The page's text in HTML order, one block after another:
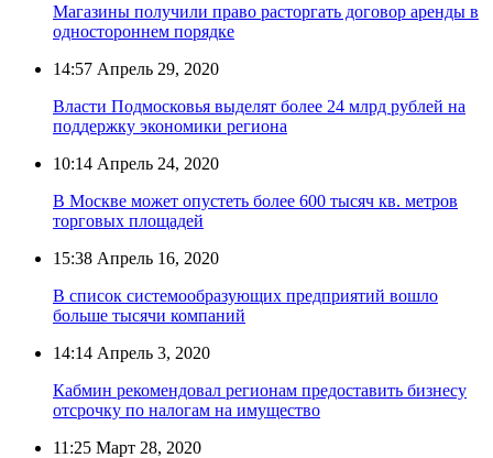
Магазины получили право расторгать договор аренды в
одностороннем порядке
14:57 Апрель 29, 2020
Власти Подмосковья выделят более 24 млрд рублей на
поддержку экономики региона
10:14 Апрель 24, 2020
В Москве может опустеть более 600 тысяч кв. метров
торговых площадей
15:38 Апрель 16, 2020
В список системообразующих предприятий вошло
больше тысячи компаний
14:14 Апрель 3, 2020
Кабмин рекомендовал регионам предоставить бизнесу
отсрочку по налогам на имущество
11:25 Март 28, 2020